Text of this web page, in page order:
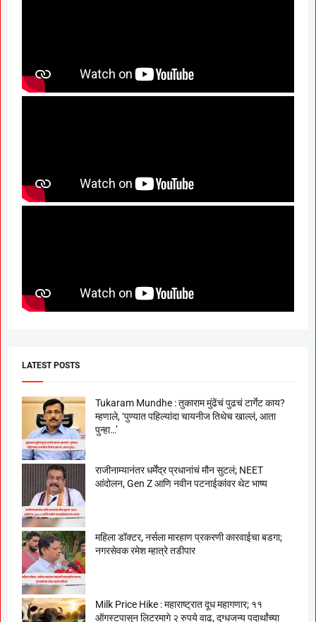
LATEST POSTS
Tukaram Mundhe : तुकाराम मुंढेंचं पुढचं टार्गेट काय?
म्हणाले, ‘पुण्यात पहिल्यांदा चायनीज तिथेच खाल्लं, आता
पुन्हा…’
राजीनाम्यानंतर धर्मेंद्र प्रधानांचं मौन सुटलं; NEET
आंदोलन, Gen Z आणि नवीन पटनाईकांवर थेट भाष्य
महिला डॉक्टर, नर्सला मारहाण प्रकरणी कारवाईचा बडगा;
नगरसेवक रमेश म्हात्रे तडीपार
Milk Price Hike : महाराष्ट्रात दूध महागणार; ११
ऑगस्टपासून लिटरमागे २ रुपये वाढ, दुग्धजन्य पदार्थांच्या